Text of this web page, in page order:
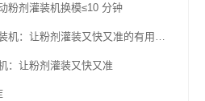
粉剂灌装机换模≤10 分钟
：让粉剂灌装又快又准